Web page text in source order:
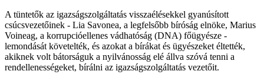
A tüntetők az igazságszolgáltatás visszaélésekkel gyanúsított
csúcsvezetőinek - Lia Savonea, a legfelsőbb bíróság elnöke, Marius
Voineag, a korrupcióellenes vádhatóság (DNA) főügyésze -
lemondását követelték, és azokat a bírákat és ügyészeket éltették,
akiknek volt bátorságuk a nyilvánosság elé állva szóvá tenni a
rendellenességeket, bírálni az igazságszolgáltatás vezetőit.